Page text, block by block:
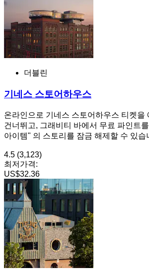
더블린
기네스 스토어하우스
온라인으로 기네스 스토어하우스 티켓을
건너뛰고, 그래비티 바에서 무료 파인트
아이템" 의 스토리를 잠금 해제할 수 있습
4.5 (3,123)
최저가격:
US$32.36